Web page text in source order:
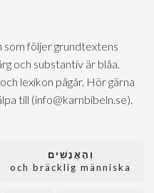
som följer grundtextens
och substantiv är blåa.
lexikon pågår. Hör gärna
till (info@karnbibeln.se).
וְהָאֲנָשִׁים
och bräcklig människa